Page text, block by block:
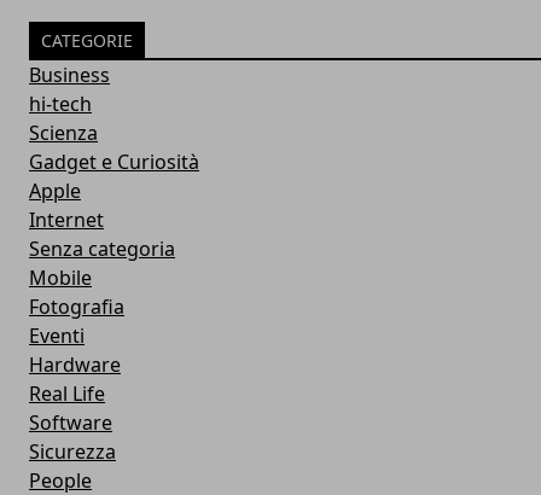
CATEGORIE
Business
hi-tech
Scienza
Gadget e Curiosità
Apple
Internet
Senza categoria
Mobile
Fotografia
Eventi
Hardware
Real Life
Software
Sicurezza
People